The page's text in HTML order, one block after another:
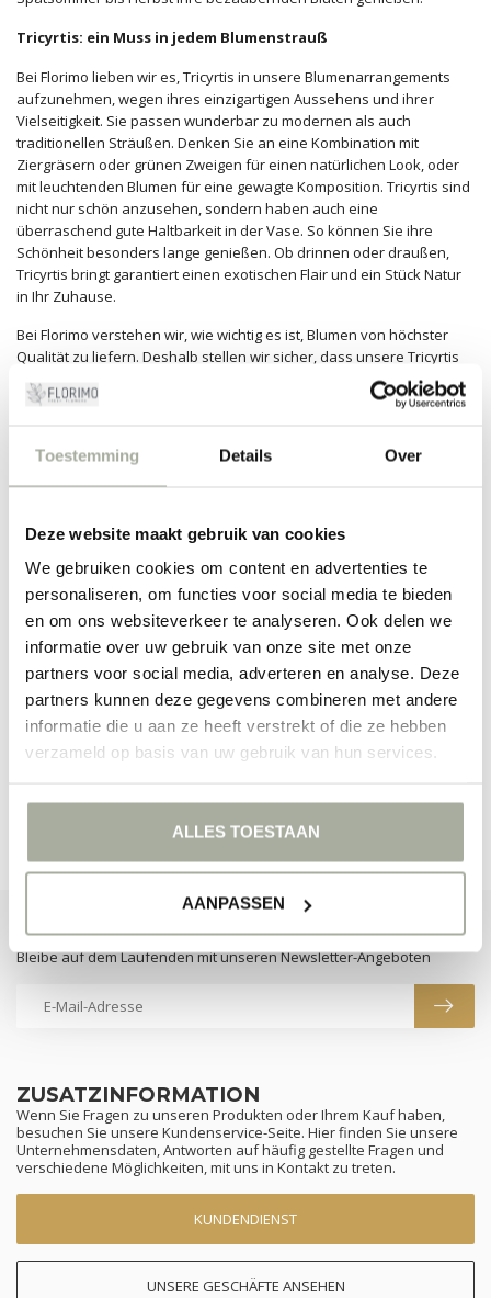
Toestemming Details Over
Deze website maakt gebruik van cookies
We gebruiken cookies om content en advertenties te
personaliseren, om functies voor social media te bieden
en om ons websiteverkeer te analyseren. Ook delen we
informatie over uw gebruik van onze site met onze
partners voor social media, adverteren en analyse. Deze
partners kunnen deze gegevens combineren met andere
informatie die u aan ze heeft verstrekt of die ze hebben
verzameld op basis van uw gebruik van hun services.
ALLES TOESTAAN
AANPASSEN
Tricyrtis: ein Muss in jedem Blumenstrauß
Bei Florimo lieben wir es, Tricyrtis in unsere Blumenarrangements
aufzunehmen, wegen ihres einzigartigen Aussehens und ihrer
Vielseitigkeit. Sie passen wunderbar zu modernen als auch
traditionellen Sträußen. Denken Sie an eine Kombination mit
Ziergräsern oder grünen Zweigen für einen natürlichen Look, oder
mit leuchtenden Blumen für eine gewagte Komposition. Tricyrtis sind
nicht nur schön anzusehen, sondern haben auch eine
überraschend gute Haltbarkeit in der Vase. So können Sie ihre
Schönheit besonders lange genießen. Ob drinnen oder draußen,
Tricyrtis bringt garantiert einen exotischen Flair und ein Stück Natur
in Ihr Zuhause.
Bei Florimo verstehen wir, wie wichtig es ist, Blumen von höchster
Qualität zu liefern. Deshalb stellen wir sicher, dass unsere Tricyrtis
immer frisch und von bester Qualität sind. Besuchen Sie unseren
Webshop und entdecken Sie selbst, warum diese besondere Blume
Fragen, wie Sie sie kombinieren oder pflegen können? Unser Team
aus begeisterten Floristen steht Ihnen jederzeit mit Rat und
Inspiration zur Seite!
FILTER
KEINE PRODUKTE GEFUNDEN!
WEITER EINKAUFEN
ZUSATZINFORMATION
Wenn Sie Fragen zu unseren Produkten oder Ihrem Kauf haben,
besuchen Sie unsere Kundenservice-Seite. Hier finden Sie unsere
Unternehmensdaten, Antworten auf häufig gestellte Fragen und
verschiedene Möglichkeiten, mit uns in Kontakt zu treten.
KUNDENDIENST
UNSERE GESCHÄFTE ANSEHEN
ABONNIEREN SIE UNSEREN NEWSLETTER
Bleibe auf dem Laufenden mit unseren Newsletter-Angeboten